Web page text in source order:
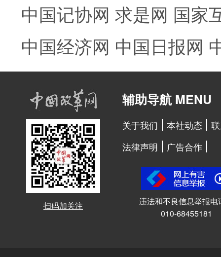
中国记协网 求是网 国家
中国经济网 中国日报网
扫码加关注
辅助导航 MENU
关于我们 本社动态
法律声明
广告合作
违法和不良信息举报电
010-68455181